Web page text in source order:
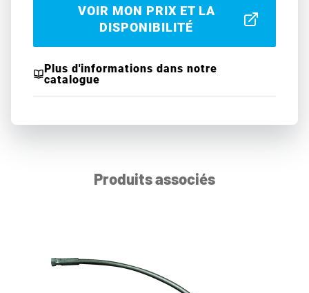
VOIR MON PRIX ET LA
DISPONIBILITÉ
Plus d'informations dans notre
catalogue
Produits associés